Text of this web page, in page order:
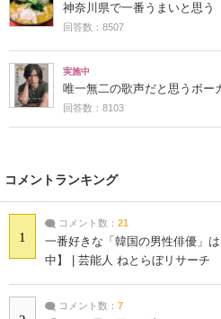
神奈川県で一番うまいと思う
回答数：8507
実施中
唯一無二の歌声だと思うボー
回答数：8103
コメントランキング
1
コメント数： 21
一番好きな「韓国の男性俳優」
中】 | 芸能人 ねとらぼリサーチ
コメント数： 7